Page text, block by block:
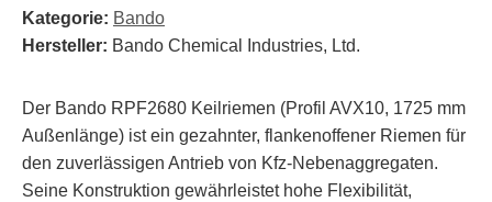
Kategorie: Bando
Hersteller: Bando Chemical Industries, Ltd.
Der Bando RPF2680 Keilriemen (Profil AVX10, 1725 mm
Außenlänge) ist ein gezahnter, flankenoffener Riemen für
den zuverlässigen Antrieb von Kfz-Nebenaggregaten.
Seine Konstruktion gewährleistet hohe Flexibilität,